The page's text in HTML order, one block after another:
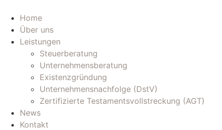
Inhalt
wechseln
Home
Über uns
Leistungen
Steuerberatung
Unternehmensberatung
Existenzgründung
Unternehmensnachfolge (DstV)
Zertifizierte Testamentsvollstreckung (AGT)
News
Kontakt